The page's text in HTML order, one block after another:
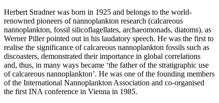
Herbert Stradner was born in 1925 and belongs to the world-
renowned pioneers of nannoplankton research (calcareous
nannoplankton, fossil silicoflagellates, archaeomonads, diatoms), as
Werner Piller pointed out in his laudatory speech. He was the first to
realise the significance of calcareous nannoplankton fossils such as
discoasters, demonstrated their importance in global correlations
and, thus, in many ways became ‘the father of the stratigraphic use
of calcareous nannoplankton’. He was one of the founding members
of the International Nannoplankton Association and co-organised
the first INA conference in Vienna in 1985.